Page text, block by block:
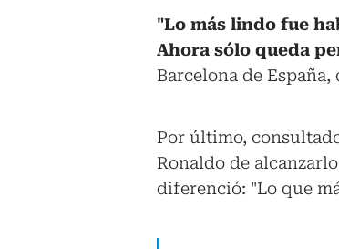
"Lo más lindo fue
Ahora sólo queda
Barcelona de
Por último,
Ronaldo de
diferenció: "Lo que